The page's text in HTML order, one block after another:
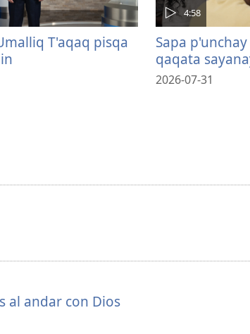
T'aqaq pisqa
4:58
Sapa
qaqata
2026-07-31
al andar con Dios